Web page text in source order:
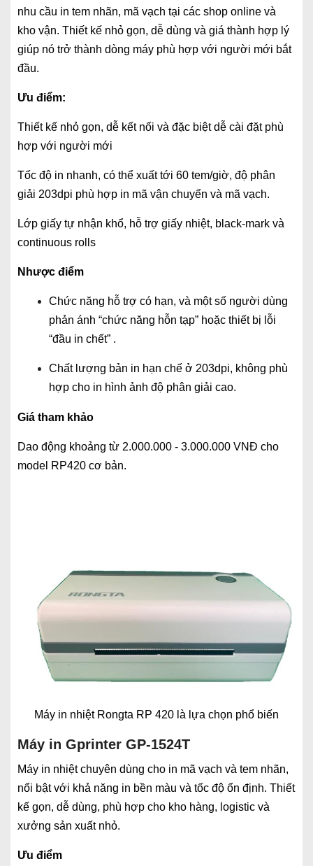
nhu cầu in tem nhãn, mã vạch tại các shop online và
kho vận. Thiết kế nhỏ gọn, dễ dùng và giá thành hợp lý
giúp nó trở thành dòng máy phù hợp với người mới bắt
đầu.
Ưu điểm:
Thiết kế nhỏ gọn, dễ kết nối và đặc biệt dễ cài đặt phù
hợp với người mới
Tốc độ in nhanh, có thể xuất tới 60 tem/giờ, độ phân
giải 203dpi phù hợp in mã vận chuyển và mã vạch.
Lớp giấy tự nhận khổ, hỗ trợ giấy nhiệt, black-mark và
continuous rolls
Nhược điểm
Chức năng hỗ trợ có hạn, và một số người dùng
phản ánh “chức năng hỗn tạp” hoặc thiết bị lỗi
“đầu in chết” .
Chất lượng bản in hạn chế ở 203dpi, không phù
hợp cho in hình ảnh độ phân giải cao.
Giá tham khảo
Dao động khoảng từ 2.000.000 - 3.000.000 VNĐ cho
model RP420 cơ bản.
Máy in nhiệt Rongta RP 420 là lựa chọn phổ biến
Máy in Gprinter GP-1524T
Máy in nhiệt chuyên dùng cho in mã vạch và tem nhãn,
nổi bật với khả năng in bền màu và tốc độ ổn định. Thiết
kế gọn, dễ dùng, phù hợp cho kho hàng, logistic và
xưởng sản xuất nhỏ.
Ưu điểm